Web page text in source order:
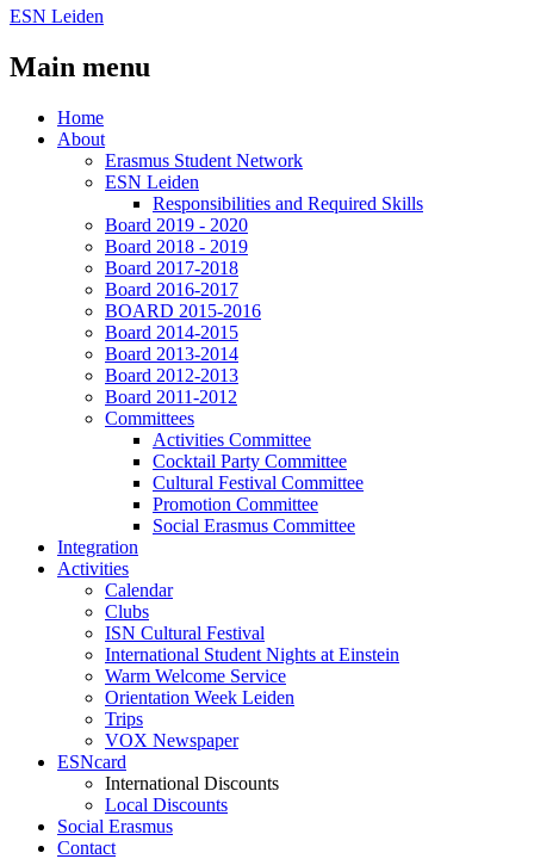
ESN Leiden
Main menu
Home
About
Erasmus Student Network
ESN Leiden
Responsibilities and Required Skills
Board 2019 - 2020
Board 2018 - 2019
Board 2017-2018
Board 2016-2017
BOARD 2015-2016
Board 2014-2015
Board 2013-2014
Board 2012-2013
Board 2011-2012
Committees
Activities Committee
Cocktail Party Committee
Cultural Festival Committee
Promotion Committee
Social Erasmus Committee
Integration
Activities
Calendar
Clubs
ISN Cultural Festival
International Student Nights at Einstein
Warm Welcome Service
Orientation Week Leiden
Trips
VOX Newspaper
ESNcard
International Discounts
Local Discounts
Social Erasmus
Contact